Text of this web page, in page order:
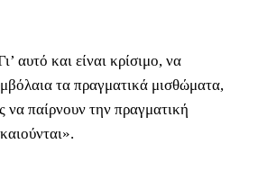
αυτό και είναι κρίσιμο, να
τα πραγματικά μισθώματα,
να παίρνουν την πραγματική